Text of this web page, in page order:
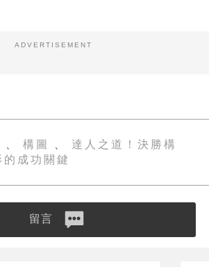
ADVERTISEMENT
構圖
達人之道！決勝構
的成功關鍵
留言